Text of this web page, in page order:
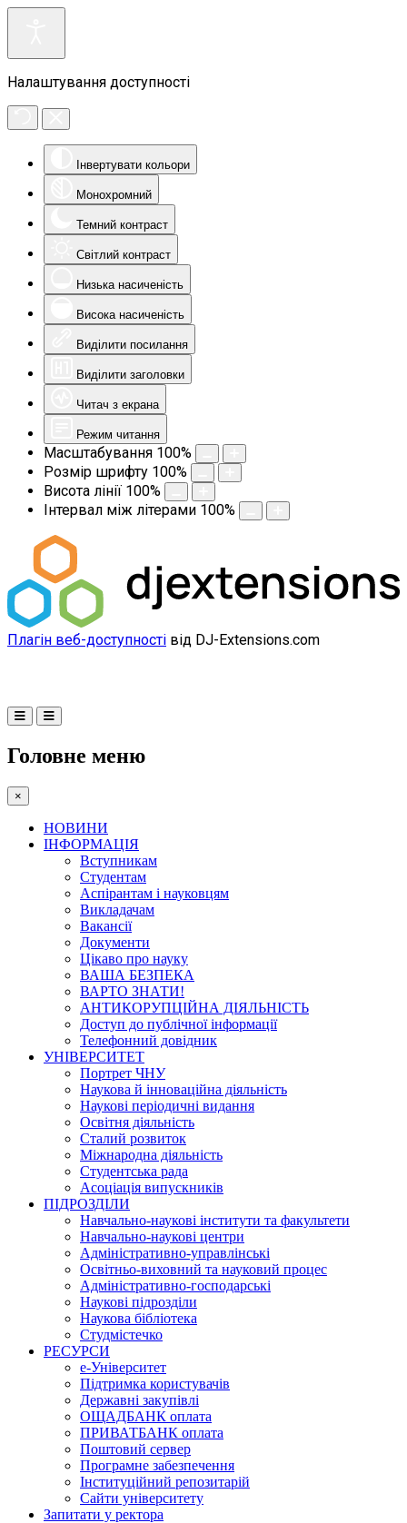
Налаштування доступності
Інвертувати кольори
Монохромний
Темний контраст
Світлий контраст
Низька насиченість
Висока насиченість
Виділити посилання
Виділити заголовки
Читач з екрана
Режим читання
Масштабування 100%
Розмір шрифту 100%
Висота лінії 100%
Інтервал між літерами 100%
Плагін веб-доступності від DJ-Extensions.com
Головне меню
×
НОВИНИ
ІНФОРМАЦІЯ
Вступникам
Студентам
Аспірантам і науковцям
Викладачам
Вакансії
Документи
Цікаво про науку
ВАША БЕЗПЕКА
ВАРТО ЗНАТИ!
АНТИКОРУПЦІЙНА ДІЯЛЬНІСТЬ
Доступ до публічної інформації
Телефонний довідник
УНІВЕРСИТЕТ
Портрет ЧНУ
Наукова й інноваційна діяльність
Наукові періодичні видання
Освітня діяльність
Сталий розвиток
Міжнародна діяльність
Студентська рада
Асоціація випускників
ПІДРОЗДІЛИ
Навчально-наукові інститути та факультети
Навчально-наукові центри
Адміністративно-управлінські
Освітньо-виховний та науковий процес
Адміністративно-господарські
Наукові підрозділи
Наукова бібліотека
Студмістечко
РЕСУРСИ
е-Університет
Підтримка користувачів
Державні закупівлі
ОЩАДБАНК оплата
ПРИВАТБАНК оплата
Поштовий сервер
Програмне забезпечення
Інституційний репозитарій
Сайти університету
Запитати у ректора